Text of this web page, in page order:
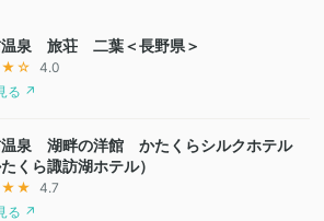
温泉 旅荘 二葉＜長野県＞
4.0
る ↗
温泉 湖畔の洋館 かたくらシルクホテル
たくら諏訪湖ホテル）
4.7
る ↗